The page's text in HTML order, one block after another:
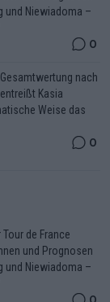
und Niewiadoma –
0
nach
Kasia
Weise das
0
de France
und Prognosen
und Niewiadoma –